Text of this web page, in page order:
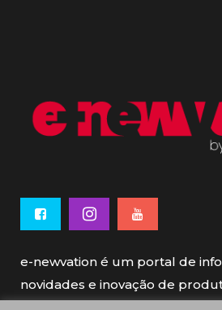
e-newvation é um portal de
novidades e inovação de